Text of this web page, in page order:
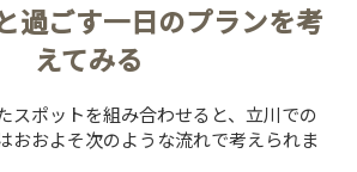
過ごす一日のプランを考
えてみる
スポットを組み合わせると、立川での
おおよそ次のような流れで考えられま